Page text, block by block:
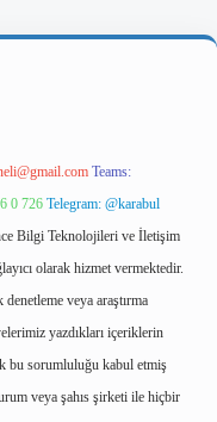
Teams:
0 726 Telegram: @karabul
Bilgi Teknolojileri ve İletişim
olarak hizmet vermektedir.
veya araştırma
yazdıkları içeriklerin
bu sorumluluğu kabul etmiş
veya şahıs şirketi ile hiçbir